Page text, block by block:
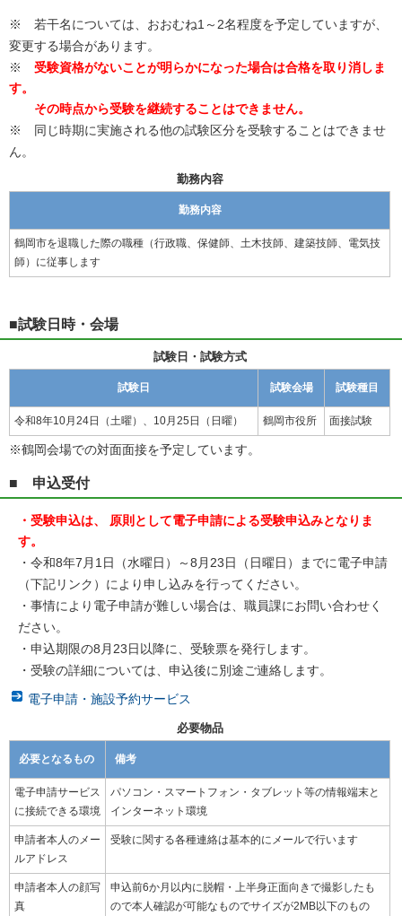
※ 若干名については、おおむね1～2名程度を予定していますが、
変更する場合があります。
※ 受験資格がないことが明らかになった場合は合格を取り消しま
す。
その時点から受験を継続することはできません。
※ 同じ時期に実施される他の試験区分を受験することはできませ
ん。
勤務内容
勤務内容
鶴岡市を退職した際の職種（行政職、保健師、土木技師、建築技師、電気技
師）に従事します
■試験日時・会場
試験日・試験方式
試験日 試験会場 試験種目
令和8年10月24日（土曜）、10月25日（日曜） 鶴岡市役所 面接試験
※鶴岡会場での対面面接を予定しています。
■ 申込受付
・受験申込は、 原則として電子申請による受験申込みとなりま
す。
・令和8年7月1日（水曜日）～8月23日（日曜日）までに電子申請
（下記リンク）により申し込みを行ってください。
・事情により電子申請が難しい場合は、職員課にお問い合わせく
ださい。
・申込期限の8月23日以降に、受験票を発行します。
・受験の詳細については、申込後に別途ご連絡します。
電子申請・施設予約サービス
必要物品
必要となるもの 備考
電子申請サービス
に接続できる環境
パソコン・スマートフォン・タブレット等の情報端末と
インターネット環境
申請者本人のメー
ルアドレス
受験に関する各種連絡は基本的にメールで行います
申請者本人の顔写
真
申込前6か月以内に脱帽・上半身正面向きで撮影したも
ので本人確認が可能なものでサイズが2MB以下のもの